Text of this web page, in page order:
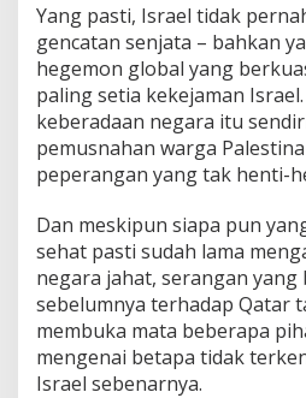
Yang pasti, Israel tidak
gencatan senjata – bahkan
hegemon global yang
paling setia kekejaman
keberadaan negara itu
pemusnahan warga
peperangan yang tak henti-
Dan meskipun siapa pun
sehat pasti sudah lama
negara jahat, serangan
sebelumnya terhadap Qatar
membuka mata beberapa
mengenai betapa tidak
Israel sebenarnya.